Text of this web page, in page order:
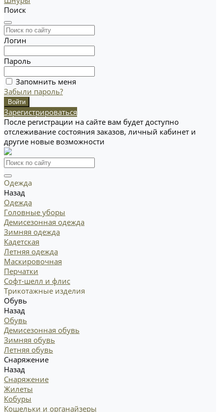
Поиск
Логин
Пароль
Запомнить меня
Забыли пароль?
Зарегистрироваться
После регистрации на сайте вам будет доступно
отслеживание состояния заказов, личный кабинет и
другие новые возможности
Одежда
Назад
Одежда
Головные уборы
Демисезонная одежда
Зимняя одежда
Кадетская
Летняя одежда
Маскировочная
Перчатки
Софт-шелл и флис
Трикотажные изделия
Обувь
Назад
Обувь
Демисезонная обувь
Зимняя обувь
Летняя обувь
Снаряжение
Назад
Снаряжение
Жилеты
Кобуры
Кошельки и органайзеры